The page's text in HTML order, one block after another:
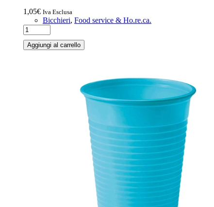
1,05€ Iva Esclusa
Bicchieri, Food service & Ho.re.ca.
Aggiungi al carrello